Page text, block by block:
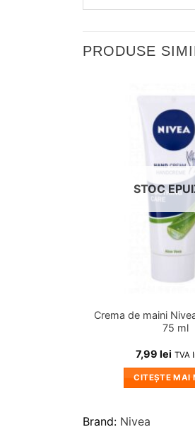
PRODUSE
STOC
Crema de maini
75 ml
7,99lei TVA
CITEȘTE MAI
Brand: Nivea